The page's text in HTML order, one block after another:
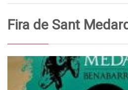
Fira de Sant